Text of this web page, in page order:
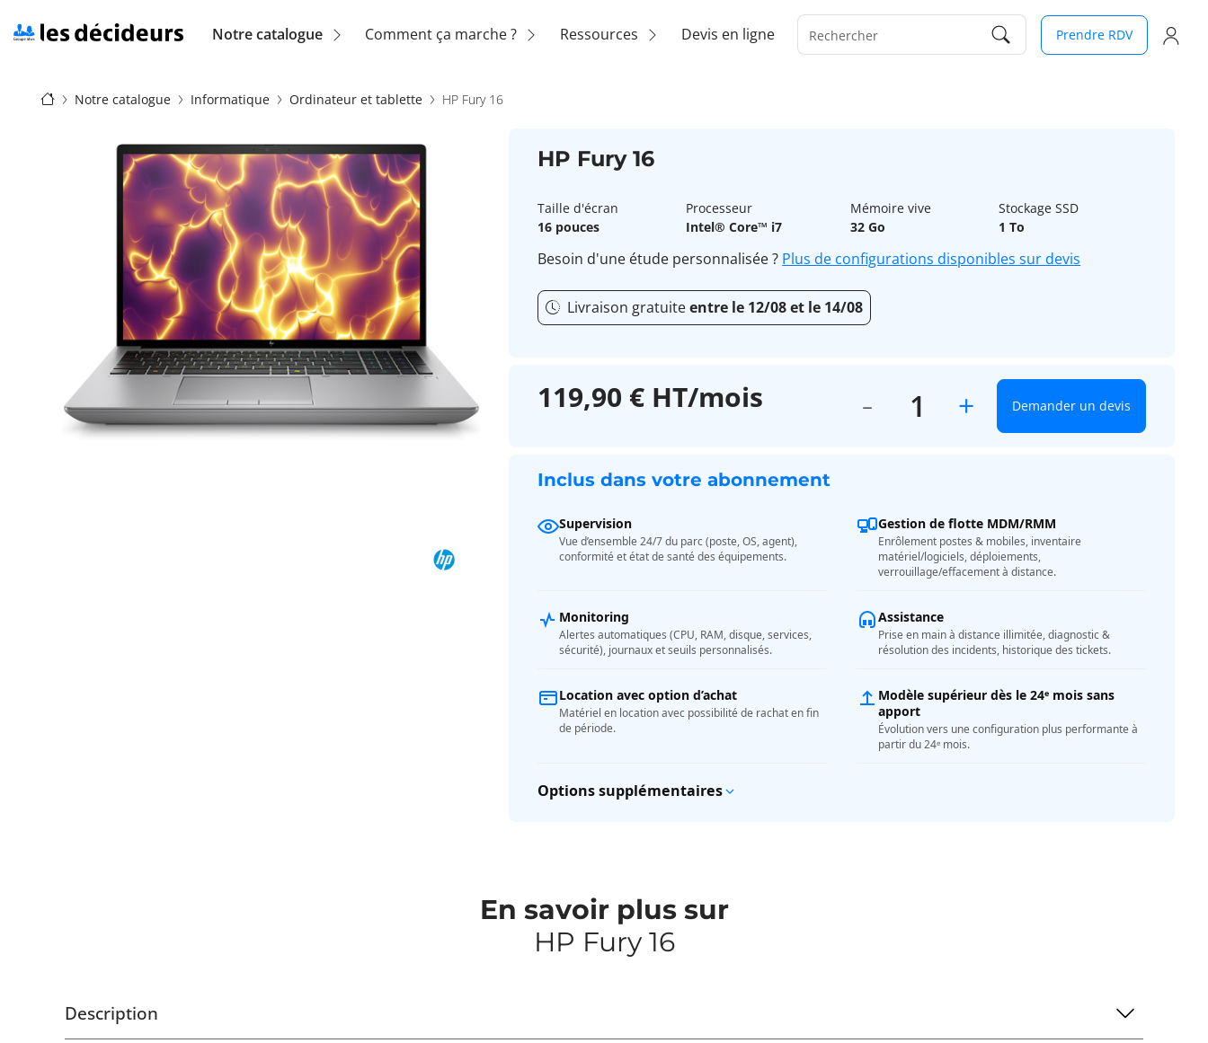
au
contenu
Navigation
(location)
Notre catalogue Comment ça marche ? Ressources Devis en ligne Rechercher Prendre RDV
Fil
Notre catalogue Informatique Ordinateur et tablette HP Fury 16
HP Fury 16
Taille d'écran
16 pouces
Processeur
Intel® Core™ i7
Mémoire vive
32 Go
Stockage SSD
1 To
Besoin d'une étude personnalisée ? Plus de configurations disponibles sur devis
Livraison gratuiteentre le 12/08 et le 14/08
119,90 € HT/mois + Demander un devis
Inclus dans votre abonnement
Supervision
Vue d’ensemble 24/7 du parc (poste, OS, agent),
conformité et état de santé des équipements.
Gestion de flotte MDM/RMM
Enrôlement postes & mobiles, inventaire
matériel/logiciels, déploiements,
verrouillage/effacement à distance.
Monitoring
Alertes automatiques (CPU, RAM, disque, services,
sécurité), journaux et seuils personnalisés.
Assistance
Prise en main à distance illimitée, diagnostic &
résolution des incidents, historique des tickets.
Location avec option d’achat
Matériel en location avec possibilité de rachat en fin
de période.
Modèle supérieur dès le 24ᵉ mois sans
apport
Évolution vers une configuration plus performante à
partir du 24ᵉ mois.
Options supplémentaires
En savoir plus sur
HP Fury 16
Description